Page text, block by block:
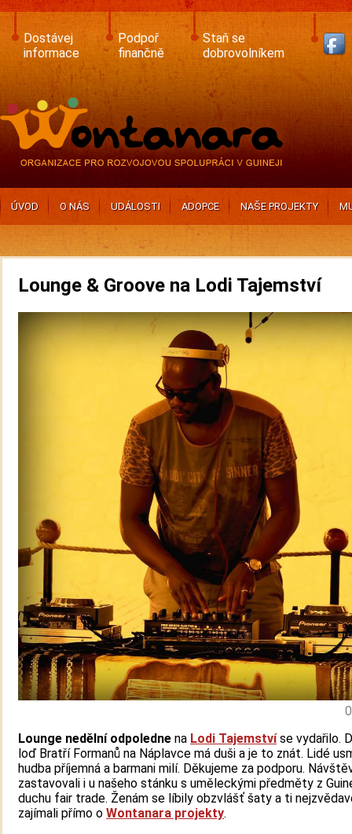
Skip
main
content
Dostávej
informace
Podpoř
finančně
Staň se
dobrovolníkem
ÚVOD O NÁS UDÁLOSTI ADOPCE NAŠE PROJEKTY
Lounge & Groove na Lodi Tajemství
Lounge nedělní odpoledne na Lodi Tajemstvíse vydařilo.
loď Bratří Formanů na Náplavce má duši a je to znát. Lidé
hudba příjemná a barmani milí. Děkujeme za podporu.
zastavovali i u našeho stánku s uměleckými předměty z
duchu fair trade. Ženám se líbily obzvlášť šaty a ti
zajímali přímo o Wontanara projekty.